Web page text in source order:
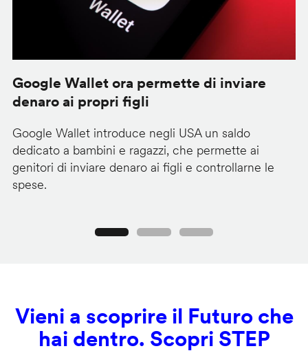
Google Wallet ora permette di inviare
denaro ai propri figli
Google Wallet introduce negli USA un saldo
dedicato a bambini e ragazzi, che permette ai
genitori di inviare denaro ai figli e controllarne le
spese.
Vieni a scoprire il Futuro che
hai dentro. Scopri STEP